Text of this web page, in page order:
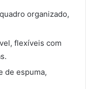
organizado,
flexíveis com
de espuma,